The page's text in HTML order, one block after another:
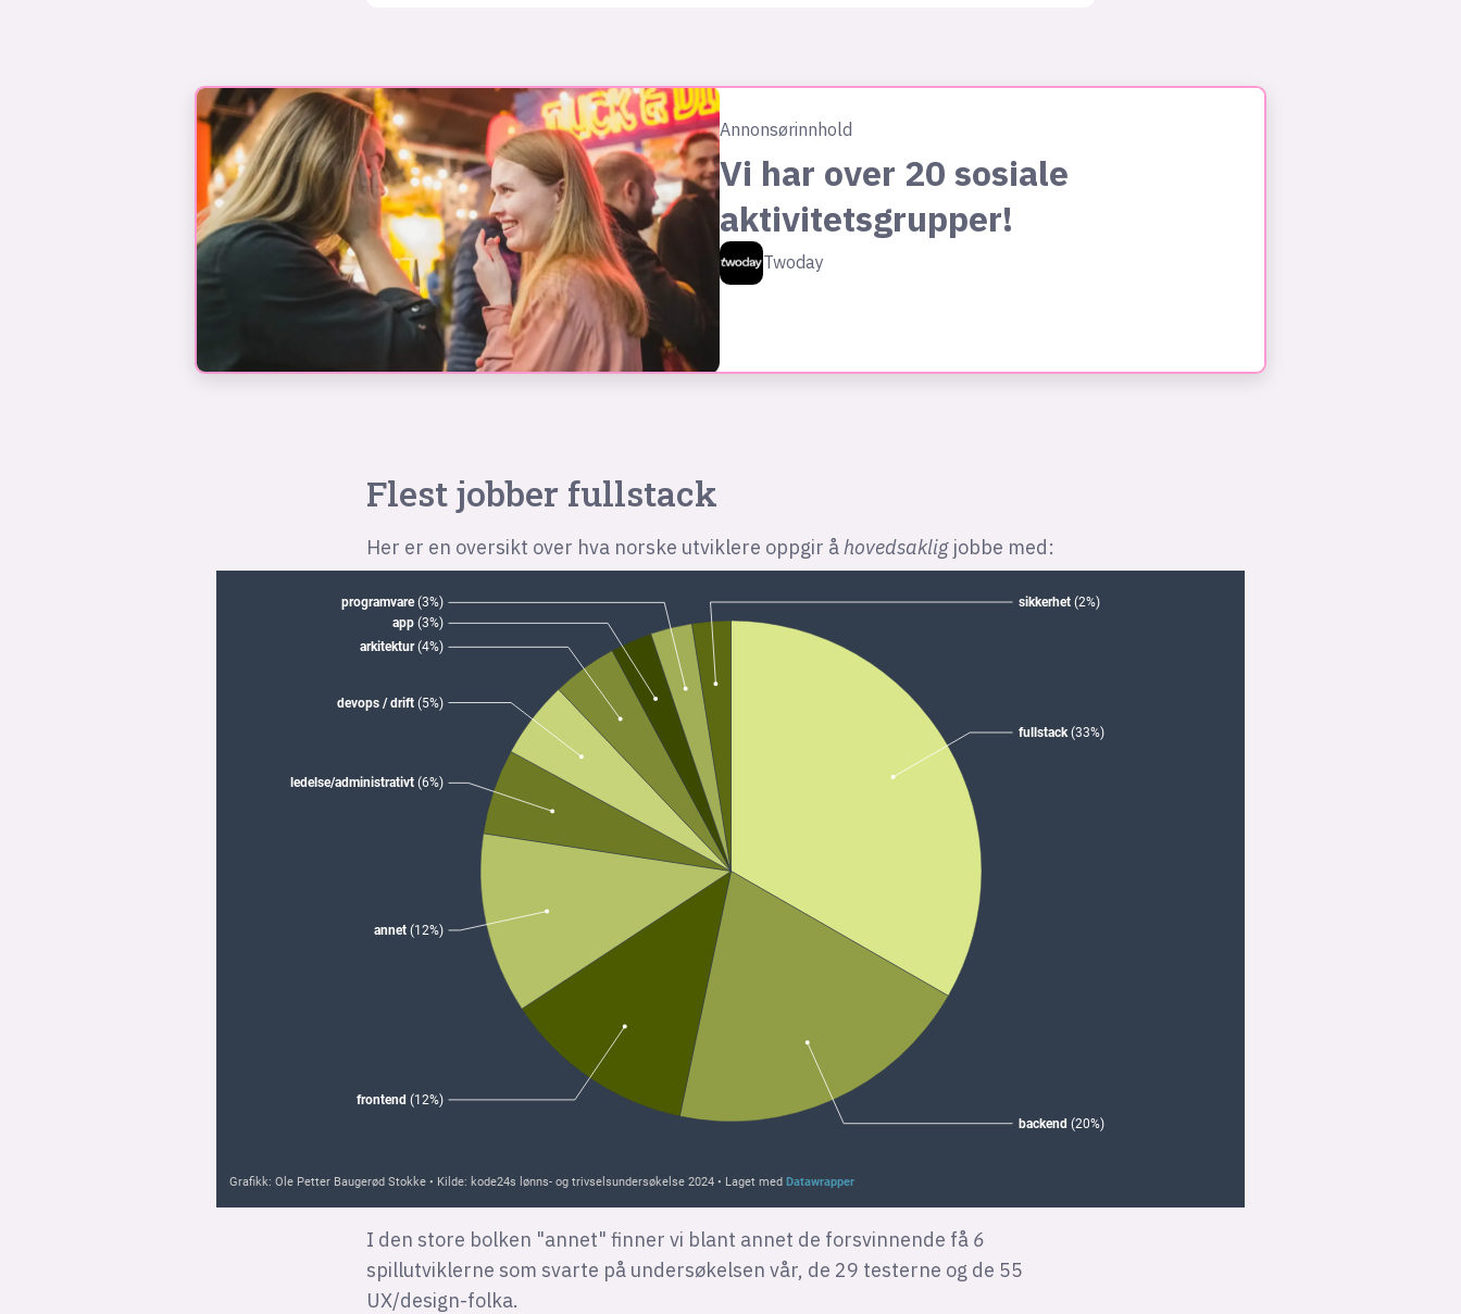
Annonsørinnhold
Vi har over 20 sosiale
aktivitetsgrupper!
Twoday
Flest jobber fullstack
Her er en oversikt over hva norske utviklere oppgir åhovedsaklig jobbe med:
I den store bolken "annet" finner vi blant annet de forsvinnende få 6
spillutviklerne som svarte på undersøkelsen vår, de 29 testerne og de 55
UX/design-folka.